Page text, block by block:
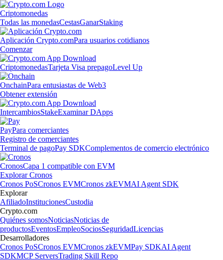
Criptomonedas
Todas las monedasCestasGanarStaking
Aplicación Crypto.comPara usuarios cotidianos
Comenzar
CriptomonedasTarjeta Visa prepagoLevel Up
OnchainPara entusiastas de Web3
Obtener extensión
IntercambiosStakeExaminar DApps
PayPara comerciantes
Registro de comerciantes
Terminal de pagoPay SDKComplementos de comercio electrónico
CronosCapa 1 compatible con EVM
Explorar Cronos
Cronos PoSCronos EVMCronos zkEVMAI Agent SDK
Explorar
AfiliadoInstitucionesCustodia
Crypto.com
Quiénes somosNoticiasNoticias de
productosEventosEmpleoSociosSeguridadLicencias
Desarrolladores
Cronos PoSCronos EVMCronos zkEVMPay SDKAI Agent
SDKMCP ServersTrading Skill Repo